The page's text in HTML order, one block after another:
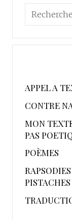
APPEL A
CONTRE
MON
PAS
POÈMES
PISTACHES